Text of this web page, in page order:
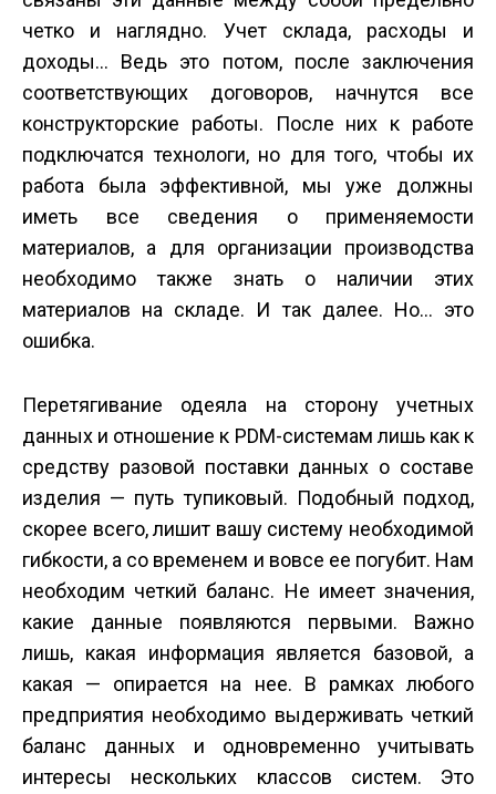
четко и наглядно. Учет склада, расходы и
доходы… Ведь это потом, после заключения
соответствующих договоров, начнутся все
конструкторские работы. После них к работе
подключатся технологи, но для того, чтобы их
работа была эффективной, мы уже должны
иметь все сведения о применяемости
материалов, а для организации производства
необходимо также знать о наличии этих
материалов на складе. И так далее. Но… это
ошибка.
Перетягивание одеяла на сторону учетных
данных и отношение к PDM-системам лишь как к
средству разовой поставки данных о составе
изделия — путь тупиковый. Подобный подход,
скорее всего, лишит вашу систему необходимой
гибкости, а со временем и вовсе ее погубит. Нам
необходим четкий баланс. Не имеет значения,
какие данные появляются первыми. Важно
лишь, какая информация является базовой, а
какая — опирается на нее. В рамках любого
предприятия необходимо выдерживать четкий
баланс данных и одновременно учитывать
интересы нескольких классов систем. Это